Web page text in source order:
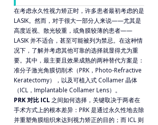
在考虑永久性视力矫正时，许多患者最初考虑的是
LASIK。然而，对于很大一部分人来说——尤其是
高度近视、散光较重，或角膜较薄的患者——
LASIK 并不适合，甚至可能被列为禁忌。在这种情
况下，了解并考虑其他可靠的选择就显得尤为重
要。其中，最主要且效果成熟的两种替代方案是：
准分子激光角膜切削术（PRK，Photo-Refractive
Keratectomy），以及可植入式 Collamer 晶体
（ICL，Implantable Collamer Lens）。
PRK 对比 ICL 之间如何选择，关键取决于两者在
手术方式上的根本差异：PRK 是通过永久性地去除
并重塑角膜组织来达到视力矫正的目的；而 ICL 则